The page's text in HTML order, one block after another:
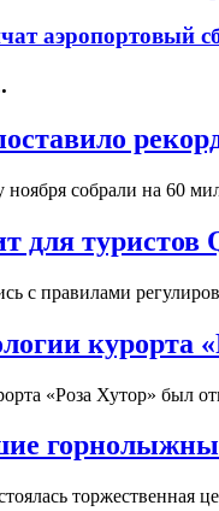
аэропортовый
ноября собрали на 60
для туристов
с правилами
курорта
«Роза Хутор» был